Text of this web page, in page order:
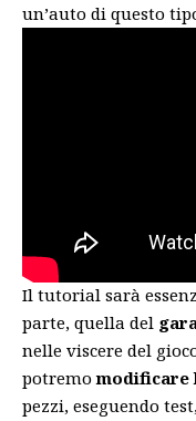
un’auto di questo
Il tutorial sarà
parte, quella del
nelle viscere del
potremomodificare
pezzi, eseguendo